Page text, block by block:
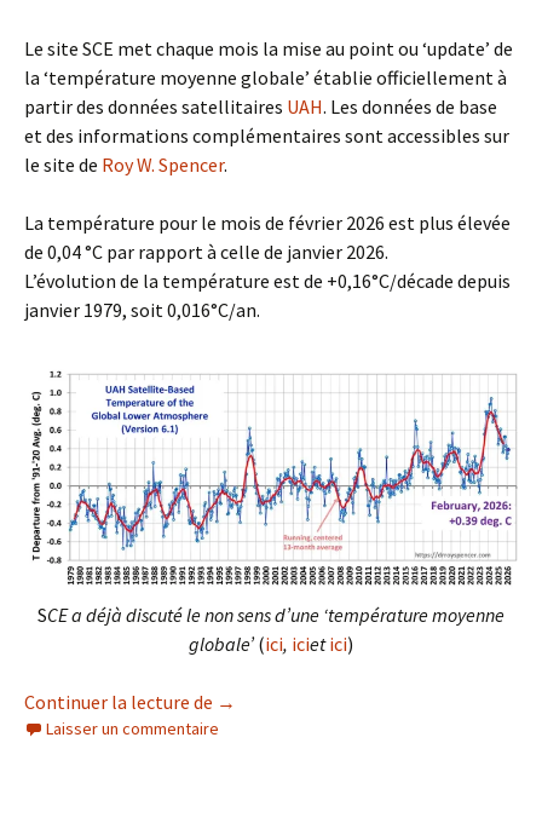
Le site SCE met chaque mois la mise au point ou ‘update’ de
la ‘température moyenne globale’ établie officiellement à
partir des données satellitaires UAH. Les données de base
et des informations complémentaires sont accessibles sur
le site de Roy W. Spencer.
La température pour le mois de février 2026 est plus élevée
de 0,04 °C par rapport à celle de janvier 2026.
L’évolution de la température est de +0,16°C/décade depuis
janvier 1979, soit 0,016°C/an.
SCE a déjà discuté le non sens d’une ‘température moyenne
globale’(ici, icietici)
Continuer la lecture de ‘Température moyenne globale’ et
→
Laisser un commentaire